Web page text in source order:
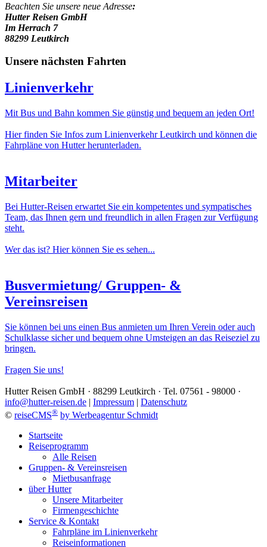
Beachten Sie unsere neue Adresse:
Hutter Reisen GmbH
Im Herrach 7
88299 Leutkirch
Unsere nächsten Fahrten
Linienverkehr
Mit Bus und Bahn kommen Sie günstig und bequem an jeden Ort!
Hier finden Sie Infos zum Linienverkehr Leutkirch und können die
Fahrpläne von Hutter herunterladen.
Mitarbeiter
Bei Hutter-Reisen erwartet Sie ein kompetentes und sympatisches
Team, das Ihnen gern und freundlich in allen Fragen zur Verfügung
steht.
Wer das ist? Hier können Sie es sehen...
Busvermietung/ Gruppen- &
Vereinsreisen
Sie können bei uns einen Bus anmieten um Ihren Verein oder auch
Schulklasse sicher und bequem ohne Umsteigen an das Reiseziel zu
bringen.
Fragen Sie uns!
Hutter Reisen GmbH · 88299 Leutkirch · Tel. 07561 - 98000 ·
info@hutter-reisen.de | Impressum | Datenschutz
© reiseCMS® by Werbeagentur Schmidt
Startseite
Reiseprogramm
Alle Reisen
Gruppen- & Vereinsreisen
Mietbusanfrage
über Hutter
Unsere Mitarbeiter
Firmengeschichte
Service & Kontakt
Fahrpläne im Linienverkehr
Reiseinformationen